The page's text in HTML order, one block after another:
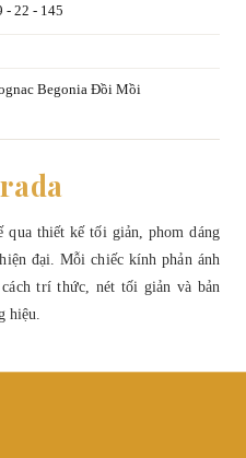
- 22 - 145
Begonia Đồi Mồi
qua thiết kế tối giản, phom dáng
đại. Mỗi chiếc kính phản ánh
trí thức, nét tối giản và bản
hiệu.